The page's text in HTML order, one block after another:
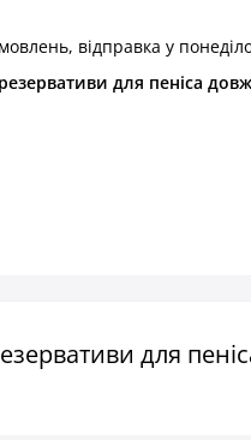
відправка у
для пеніса
для